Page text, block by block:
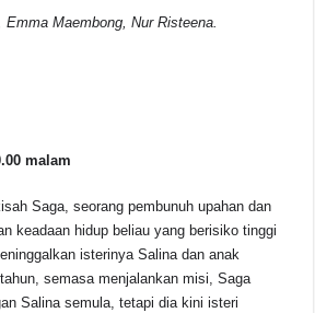
Maembong, Nur Risteena.
malam
Saga, seorang pembunuh upahan dan
keadaan hidup beliau yang berisiko tinggi
isterinya Salina dan anak
semasa menjalankan misi, Saga
Salina semula, tetapi dia kini isteri